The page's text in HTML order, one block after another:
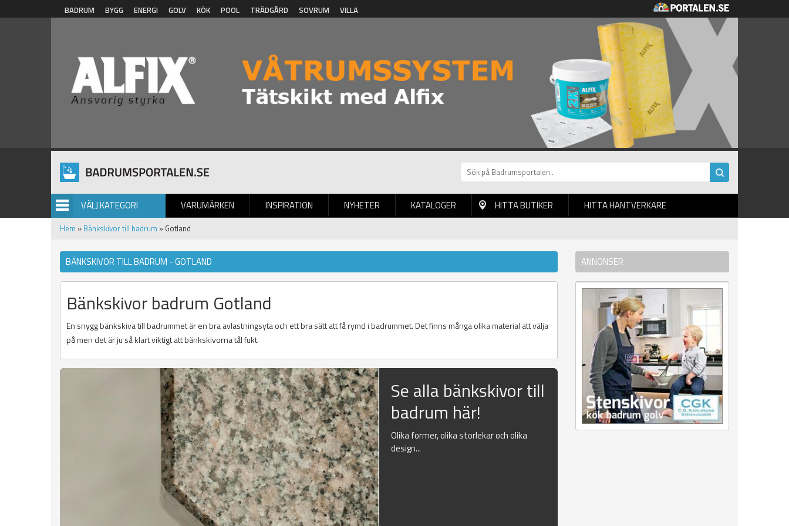
Hoppa till huvudinnehåll
BADRUM BYGG ENERGI GOLV KÖK POOL TRÄDGÅRD SOVRUM VILLA
VÄLJ KATEGORI VARUMÄRKEN INSPIRATION NYHETER
BILDGALLERI KATALOGER HITTA BUTIKER HITTA HANTVERKARE
Hem » Bänkskivor till badrum » Gotland
BÄNKSKIVOR TILL BADRUM - GOTLAND
Bänkskivor badrum Gotland
En snygg bänkskiva till badrummet är en bra avlastningsyta och ett bra sätt att få rymd i badrummet. Det finns många olika material att välja
på men det är ju så klart viktigt att bänkskivorna tål fukt.
Se alla bänkskivor till
badrum här!
Olika former, olika storlekar och olika
design...
ANNONSER